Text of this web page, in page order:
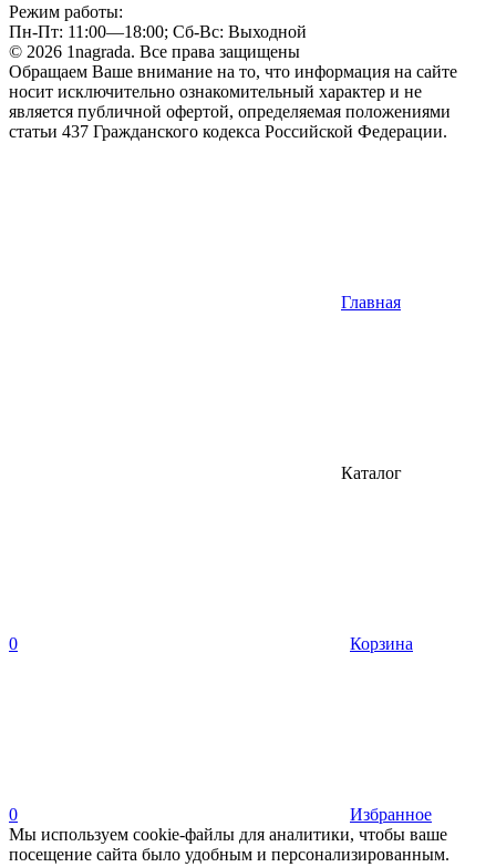
Режим работы:
Пн-Пт: 11:00—18:00; Сб-Вс: Выходной
© 2026 1nagrada. Все права защищены
Обращаем Ваше внимание на то, что информация на сайте
носит исключительно ознакомительный характер и не
является публичной офертой, определяемая положениями
статьи 437 Гражданского кодекса Российской Федерации.
Главная
Каталог
0 Корзина
0
Избранное
Мы используем cookie-файлы для аналитики, чтобы ваше
посещение сайта было удобным и персонализированным.